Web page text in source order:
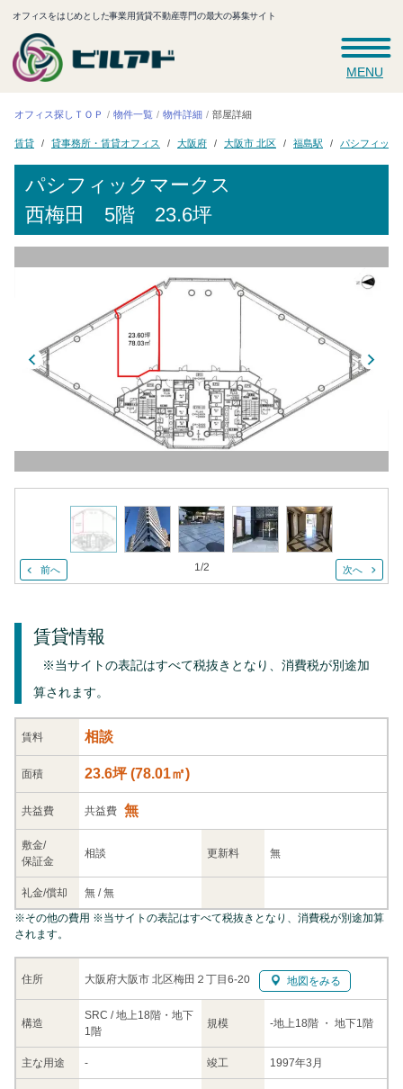
オフィスをはじめとした事業用賃貸不動産専門の最大の募集サイト
MENU
オフィス探しＴＯＰ 物件一覧 物件詳細 部屋詳細
賃貸 貸事務所・賃貸オフィス 大阪府 大阪市 北区 福島駅 パシフィック
パシフィックマークス
西梅田 5階 23.6坪
前へ 1/2 次へ
賃貸情報
※当サイトの表記はすべて税抜きとなり、消費税が別途加
算されます。
賃料 相談
面積 23.6坪(78.01㎡)
共益費 共益費 無
敷金/
保証金
相談 更新料 無
礼金/償却 無 /無
住所 大阪府大阪市 北区梅田２丁目6-20 地図をみる
構造
SRC / 地上18階・地下
1階
規模 -地上18階 ・ 地下1階
主な用途 - 竣工 1997年3月
※その他の費用 ※当サイトの表記はすべて税抜きとなり、消費税が別途加算
されます。